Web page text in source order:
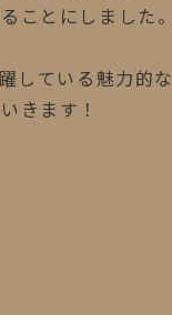
ことにしました。
ている魅力
きます！